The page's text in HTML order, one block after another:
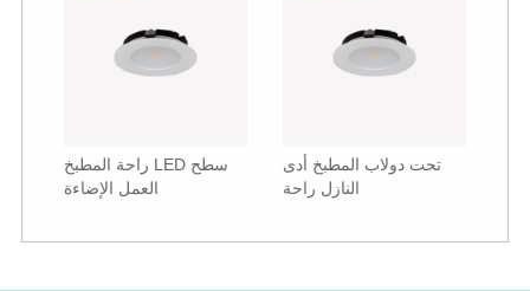
راحة المطبخ LED سطح
العمل الإضاءة
تحت دولاب المطبخ أدى
النازل راحة